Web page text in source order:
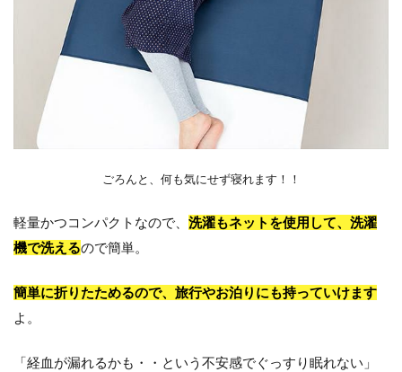
ごろんと、何も気にせず寝れます！！
軽量かつコンパクトなので、 洗濯もネットを使用して、洗濯
機で洗えるので簡単。
簡単に折りたためるので、旅行やお泊りにも持っていけます
よ。
「経血が漏れるかも・・という不安感でぐっすり眠れない」